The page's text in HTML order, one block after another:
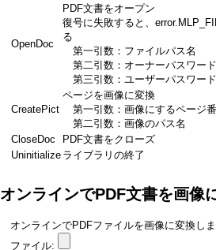
OpenDoc
PDF文書をオープン
復号に失敗すると、
る
第一引数：ファイルパス名
第二引数：オーナーパスワー
第三引数：ユーザーパスワー
CreatePict
ページを画像に変換
第一引数：画像にするページ
第二引数：画像のパス名
CloseDoc
PDF文書をクローズ
Uninitialize ライブラリの終了
オンラインでPDF文書を画像
オンラインでPDFファイルを画像に変換しま
ファイル: